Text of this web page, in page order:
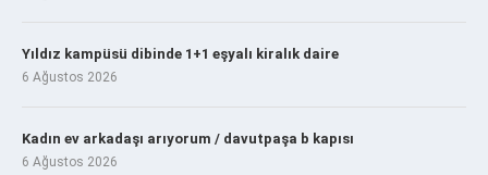
Yıldız kampüsü dibinde 1+1 eşyalı kiralık daire
6 Ağustos 2026
Kadın ev arkadaşı arıyorum / davutpaşa b kapısı
6 Ağustos 2026